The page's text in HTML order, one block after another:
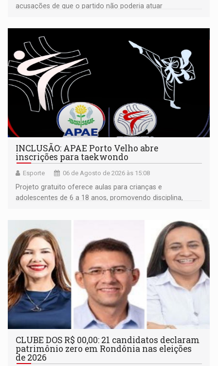
acusações de que o partido não poderia atuar
INCLUSÃO: APAE Porto Velho abre
inscrições para taekwondo
Esporte 06 de Agosto de 2026 às 15:08
Projeto gratuito oferece aulas para crianças e
adolescentes de 6 a 18 anos, promovendo disciplina,
CLUBE DOS R$ 00,00: 21 candidatos declaram
patrimônio zero em Rondônia nas eleições
de 2026